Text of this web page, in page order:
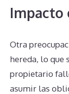
Impacto
Otra
hereda, lo que
propietario
asumir las